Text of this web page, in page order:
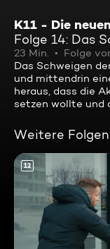
K11 - Die
Folge 14: Das
23 Min. Folge
Das Schweigen
und mittendrin
heraus, dass die
setzen wollte und
Weitere
12